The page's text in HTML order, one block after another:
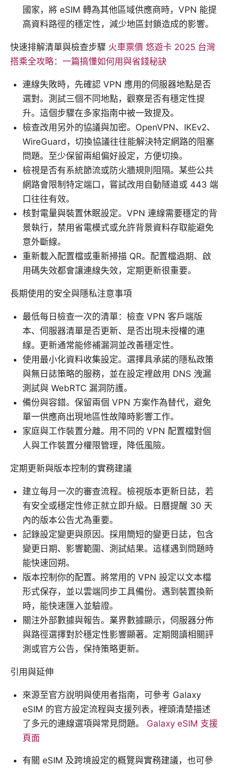
國家，將 eSIM 轉為其他區域供應商時，VPN 能提
高資料路徑的穩定性，減少地區封鎖造成的影響。
快速排解清單與檢查步驟 火車票價 悠遊卡 2025 台灣
搭乘全攻略：一篇搞懂如何用與省錢秘訣
連線失敗時，先確認 VPN 應用的伺服器地點是否
選對。測試三個不同地點，觀察是否有穩定性提
升。這個步驟在多家指南中被一致提及。
檢查改用另外的協議與加密。OpenVPN、IKEv2、
WireGuard，切換協議往往能解決特定網路的阻塞
問題。至少保留兩組偏好設定，方便切換。
檢視是否有系統節流或防火牆規則阻隔。某些公共
網路會限制特定端口，嘗試改用自動隧道或 443 端
口往往有效。
核對電量與裝置休眠設定。VPN 連線需要穩定的背
景執行，禁用省電模式或允許背景資料存取能避免
意外斷線。
重新載入配置檔或重新掃描 QR。配置檔過期、啟
用碼失效都會讓連線失效，定期更新很重要。
長期使用的安全與隱私注意事項
最低每日檢查一次的清單：檢查 VPN 客戶端版
本、伺服器清單是否更新、是否出現未授權的連
線。更新通常能修補漏洞並改善穩定性。
使用最小化資料收集設定。選擇具承諾的隱私政策
與無日誌策略的服務，並在設定裡啟用 DNS 洩漏
測試與 WebRTC 漏洞防護。
備份與容錯。保留兩個 VPN 方案作為替代，避免
單一供應商出現地區性故障時影響工作。
家庭與工作裝置分離。用不同的 VPN 配置檔對個
人與工作裝置分權限管理，降低風險。
定期更新與版本控制的實務建議
建立每月一次的審查流程。檢視版本更新日誌，若
有安全或穩定性修正就立即升級。日曆提醒 30 天
內的版本公告尤為重要。
記錄設定變更與原因。採用簡短的變更日誌，包含
變更日期、影響範圍、測試結果。這樣遇到問題時
能快速回朔。
版本控制你的配置。將常用的 VPN 設定以文本檔
形式保存，並以雲端同步工具備份。遇到裝置換新
時，能快速匯入並驗證。
關注外部數據與報告。業界數據顯示，伺服器分佈
與路徑選擇對於穩定性影響顯著。定期閱讀相關評
測或官方公告，保持策略更新。
引用與延伸
來源至官方說明與使用者指南，可參考 Galaxy
eSIM 的官方設定流程與支援列表，裡頭清楚描述
了多元的連線選項與常見問題。 Galaxy eSIM 支援
頁面
有關 eSIM 及跨境設定的概覽與實務建議，也可參